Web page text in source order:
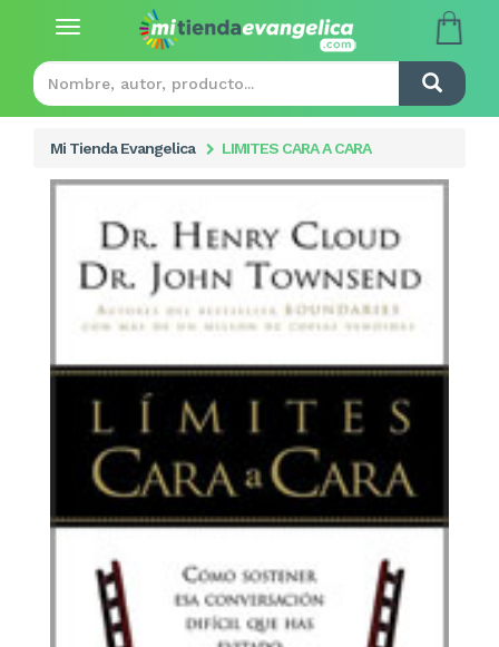
Toggle
Mi Tienda Evangelica LIMITES CARA A CARA